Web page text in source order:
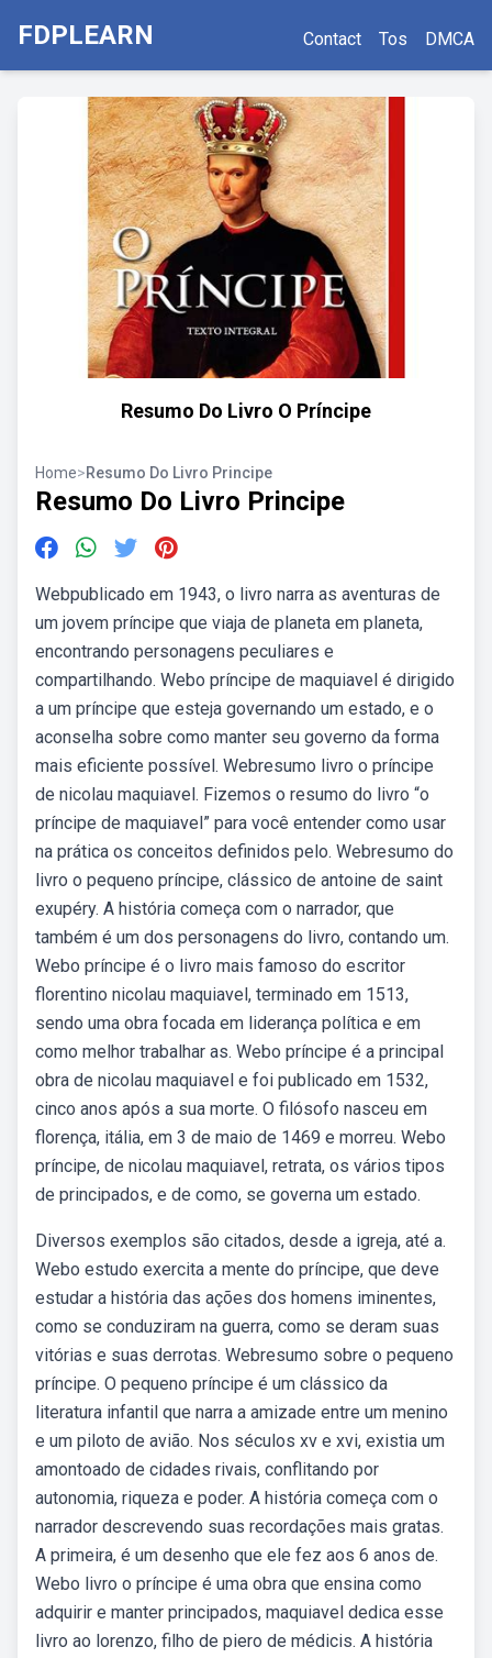
FDPLEARN Contact Tos DMCA
Resumo Do Livro O Príncipe
Home>Resumo Do Livro Principe
Resumo Do Livro Principe
Webpublicado em 1943, o livro narra as aventuras de
um jovem príncipe que viaja de planeta em planeta,
encontrando personagens peculiares e
compartilhando. Webo príncipe de maquiavel é dirigido
a um príncipe que esteja governando um estado, e o
aconselha sobre como manter seu governo da forma
mais eficiente possível. Webresumo livro o príncipe
de nicolau maquiavel. Fizemos o resumo do livro “o
príncipe de maquiavel” para você entender como usar
na prática os conceitos definidos pelo. Webresumo do
livro o pequeno príncipe, clássico de antoine de saint
exupéry. A história começa com o narrador, que
também é um dos personagens do livro, contando um.
Webo príncipe é o livro mais famoso do escritor
florentino nicolau maquiavel, terminado em 1513,
sendo uma obra focada em liderança política e em
como melhor trabalhar as. Webo príncipe é a principal
obra de nicolau maquiavel e foi publicado em 1532,
cinco anos após a sua morte. O filósofo nasceu em
florença, itália, em 3 de maio de 1469 e morreu. Webo
príncipe, de nicolau maquiavel, retrata, os vários tipos
de principados, e de como, se governa um estado.
Diversos exemplos são citados, desde a igreja, até a.
Webo estudo exercita a mente do príncipe, que deve
estudar a história das ações dos homens iminentes,
como se conduziram na guerra, como se deram suas
vitórias e suas derrotas. Webresumo sobre o pequeno
príncipe. O pequeno príncipe é um clássico da
literatura infantil que narra a amizade entre um menino
e um piloto de avião. Nos séculos xv e xvi, existia um
amontoado de cidades rivais, conflitando por
autonomia, riqueza e poder. A história começa com o
narrador descrevendo suas recordações mais gratas.
A primeira, é um desenho que ele fez aos 6 anos de.
Webo livro o príncipe é uma obra que ensina como
adquirir e manter principados, maquiavel dedica esse
livro ao lorenzo, filho de piero de médicis. A história